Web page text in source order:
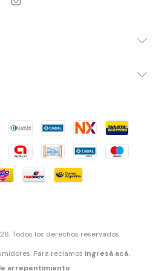
Todos los derechos reservados.
Para reclamos ingresá acá.
arrepentimiento